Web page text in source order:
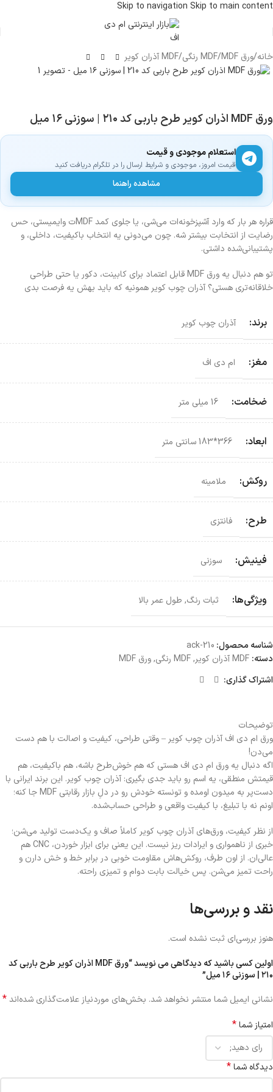
Skip to navigation Skip to main content
خانه/ورق MDF /MDF رنگی /MDF آذران کویر
ورق MDF اذران کویر طرح باربی کد ۲۱۰ | سوزنی ۱۶ میل
استعلام موجودی و قیمت
قیمت امروز، موجودی و شرایط ارسال را در تلگرام دریافت کنید
مشاهده راهنما
قراره هر بار که وارد آشپزخونه‌ات می‌شی، یا جلوی کمد MDFت وایمیستی، حس
رضایت از انتخابت بیشتر شه. چون می‌دونی یه انتخاب باکیفیت، داخلی، و
پشتیبانی‌شده داشتی.
تو هم دنبال یه ورق MDF قابل اعتماد برای کابینت، دکور یا حتی طراحی
خلاقانه‌تری هستی؟ آذران چوب کویر همونیه که باید بهش یه فرصت بدی
برند: آذران چوب کویر
مغز: ام دی اف
ضخامت: 16 میلی متر
ابعاد: 366*183 سانتی‌ متر
روکش: ملامینه
طرح: فانتزی
فینیش: سوزنی
ویژگی‌ها: ثبات رنگ, طول عمر بالا
شناسه محصول: ack-210
دسته: MDF آذران کویر ,MDF رنگی ,ورق MDF
اشتراک گذاری:
توضیحات
ورق ام دی اف آذران چوب کویر – وقتی طراحی، کیفیت و اصالت با هم دست
می‌دن!
اگه دنبال یه ورق ام دی اف هستی که هم خوش‌طرح باشه، هم باکیفیت، هم
قیمتش منطقی، یه اسم رو باید جدی بگیری: آذران چوب کویر. این برند ایرانی با
دست‌پر به میدون اومده و تونسته خودش رو در دلِ بازار رقابتی MDF جا کنه؛
اونم نه با تبلیغ، با کیفیت واقعی و طراحی حساب‌شده.
از نظر کیفیت، ورق‌های آذران چوب کویر کاملاً صاف و یک‌دست تولید می‌شن؛
خبری از ناهمواری و ایرادات ریز نیست. این یعنی برای ابزار خوردن، CNC هم
عالی‌ان. از اون طرف، روکش‌هاش مقاومت خوبی در برابر خط و خش دارن و
راحت تمیز می‌شن. پس خیالت بابت دوام و تمیزی راحته.
که با اکثر ترندهای دکوراسیون داخلی هماهنگن — از طراحی فانتزی و ساده گرفته
کلاسیک یکی رو انتخاب کنی که با پروژه‌ت همخونی داشته باشه.
نقد و بررسی‌ها
هنوز بررسی‌ای ثبت نشده است.
اولین کسی باشید که دیدگاهی می نویسد “ورق MDF اذران کویر طرح باربی کد
۲۱۰ | سوزنی ۱۶ میل”
نشانی ایمیل شما منتشر نخواهد شد. بخش‌های موردنیاز علامت‌گذاری شده‌اند*
امتیاز شما*
دیدگاه شما*